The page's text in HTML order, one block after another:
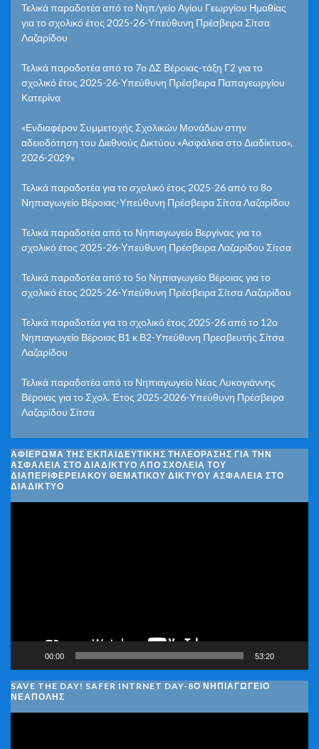
Τελικά παραδοτέα από το Νηπ/γείο Αγίου Γεωργίου Ημαθίας
για το σχολικό έτος 2025-26-Υπεύθυνη Πρέσβειρα Σίτσα
Λαζαρίδου
Τελικά παραδοτέα από το 7ο ΔΣ Βέροιας-τάξη Γ2 για το
σχολικό έτος 2025-26-Υπεύθυνη Πρέσβειρα Παπαγεωργίου
Κατερίνα
«Ενδιαφέρον Συμμετοχής Σχολικών Μονάδων στην
αδειοδότηση του Διεθνούς Δικτύου «Ασφάλεια στο Διαδίκτυο»,
2026-2029»
Τελικά παραδοτέα για το σχολικό έτος 2025-26 από το 8ο
Νηπιαγωγείο Βέροιας-Υπεύθυνη Πρέσβειρα Σίτσα Λαζαρίδου
Τελικά παραδοτέα από το Νηπιαγωγείο Βεργίνας για το
σχολικό έτος 2025-26-Υπεύθυνη Πρέσβειρα Λαζαρίδου Σίτσα
Τελικά παραδοτέα από το 5ο Νηπιαγωγείο Βέροιας για το
σχολικό έτος 2025-26-Υπεύθυνη Πρέσβειρα Σίτσα Λαζαρίδου
Τελικά παραδοτέα για το σχολικό έτος 2025-26 από το 12ο
Νηπιαγωγείο Βέροιας Β1 κ Β2-Υπεύθυνη Πρεσβευτής Σίτσα
Λαζαρίδου
Τελικά παραδοτέα από το Νηπιαγωγείο Νέας Λυκογιάννης
Βέροιας για το Σχολ. Έτος 2025-2026-Υπεύθυνη Πρέσβειρα
Λαζαρίδου Σίτσα
ΑΦΙΈΡΩΜΑ ΤΗΣ ΕΚΠΑΙΔΕΥΤΙΚΉΣ ΤΗΛΕΌΡΑΣΗΣ ΓΙΑ ΤΗΝ
ΑΣΦΆΛΕΙΑ ΣΤΟ ΔΙΑΔΊΚΤΥΟ ΑΠΌ ΣΧΟΛΕΊΑ ΤΟΥ
ΔΙΑΠΕΡΙΦΕΡΕΙΑΚΟΎ ΘΕΜΑΤΙΚΟΎ ΔΙΚΤΎΟΥ ΑΣΦΆΛΕΙΑ ΣΤΟ
ΔΙΑΔΊΚΤΥΟ
00:00 53:20
SAVE THE DAY! SAFER INTRNET DAY-8Ο ΝΗΠΙΑΓΩΓΕΙΟ
ΝΕΑΠΟΛΗΣ